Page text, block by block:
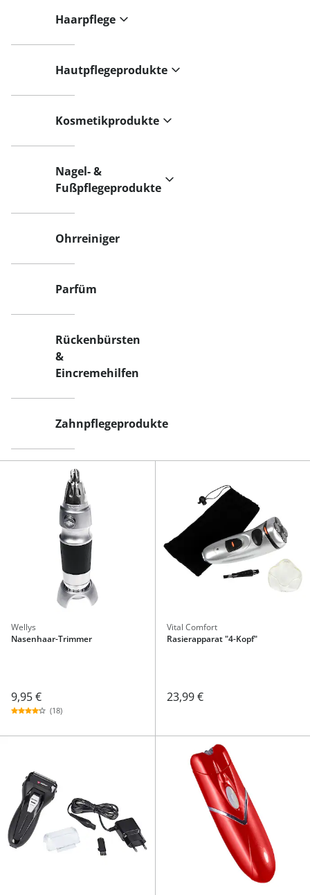
Haarpflege
Hautpflegeprodukte
Kosmetikprodukte
Nagel- &
Fußpflegeprodukte
Ohrreiniger
Parfüm
Rückenbürsten
&
Eincremehilfen
Zahnpflegeprodukte
Wellys
Nasenhaar-Trimmer
9,95 €
(18)
Vital Comfort
Rasierapparat "4-Kopf"
23,99 €